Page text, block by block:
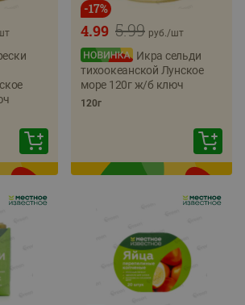
-17%
5.99
4.99 руб./шт
Икра сельди
тихоокеанской Лунское
море 120г ж/б ключ
120г